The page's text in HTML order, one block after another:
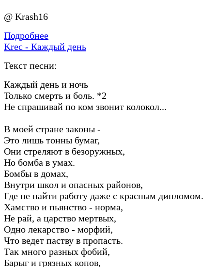
@ Krash16
Подробнее
Krec - Каждый день
Текст песни:
Каждый день и ночь
Только смерть и боль. *2
Не спрашивай по ком звонит колокол...
В моей стране законы -
Это лишь тонны бумаг,
Они стреляют в безоружных,
Но бомба в умах.
Бомбы в домах,
Внутри школ и опасных районов,
Где не найти работу даже с красным дипломом.
Хамство и пьянство - норма,
Не рай, а царство мертвых,
Одно лекарство - морфий,
Что ведет паству в пропасть.
Так много разных фобий,
Барыг и грязных копов,